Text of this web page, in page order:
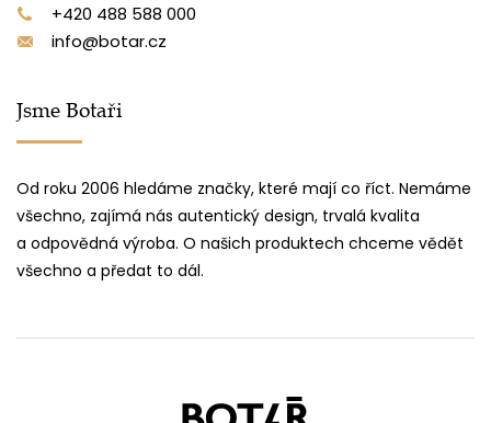
+420 488 588 000
info@botar.cz
Jsme Botaři
Od roku 2006 hledáme značky, které mají co říct. Nemáme
všechno, zajímá nás autentický design, trvalá kvalita
a odpovědná výroba. O našich produktech chceme vědět
všechno a předat to dál.